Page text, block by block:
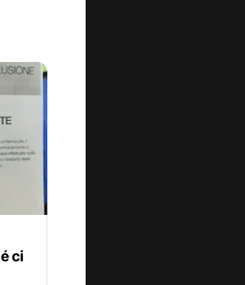
ci